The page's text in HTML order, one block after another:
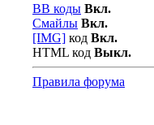
BB коды Вкл.
Смайлы Вкл.
[IMG] код Вкл.
HTML код Выкл.
Правила форума